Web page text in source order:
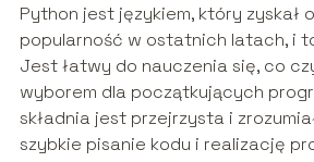
Python jest językiem, który zyskał
popularność w ostatnich latach, i
Jest łatwy do nauczenia się, co
wyborem dla początkujących
składnia jest przejrzysta i
szybkie pisanie kodu i realizację